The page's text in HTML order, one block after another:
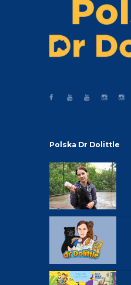
Polska Dr Dolittle